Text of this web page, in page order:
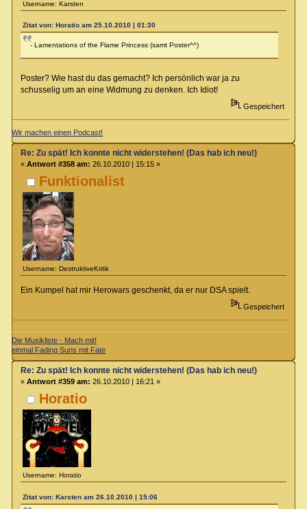
Username: Karsten
Zitat von: Horatio am 25.10.2010 | 01:30
- Lamentations of the Flame Princess (samt Poster^^)
Poster? Wie hast du das gemacht? Ich persönlich war ja zu
schusselig um an eine Widmung zu denken. Ich Idiot!
Gespeichert
Wir machen einen Podcast!
Funktionalist
Username: DestruktiveKritik
Re: Zu spät! Ich konnte nicht widerstehen! (Das hab ich neu!)
« Antwort #358 am: 26.10.2010 | 15:15 »
Ein Kumpel hat mir Herowars geschenkt, da er nur DSA spielt.
Gespeichert
Die Musikliste - Mach mit!
einmal Fading Suns mit Fate
Horatio
Username: Horatio
Re: Zu spät! Ich konnte nicht widerstehen! (Das hab ich neu!)
« Antwort #359 am: 26.10.2010 | 16:21 »
Zitat von: Karsten am 26.10.2010 | 15:06